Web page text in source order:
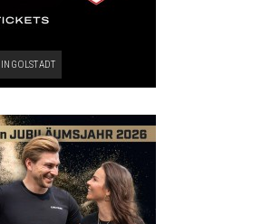
INGOLSTADT